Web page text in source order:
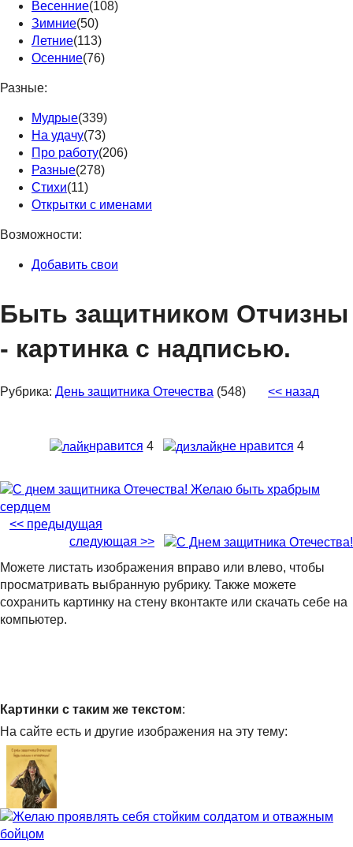
Весенние(108)
Зимние(50)
Летние(113)
Осенние(76)
Разные:
Мудрые(339)
На удачу(73)
Про работу(206)
Разные(278)
Стихи(11)
Открытки с именами
Возможности:
Добавить свои
Быть защитником Отчизны
- картинка с надписью.
Рубрика: День защитника Отечества (548) << назад
нравится 4 не нравится 4
<< предыдущая
следующая >>
Можете листать изображения вправо или влево, чтобы
просматривать выбранную рубрику. Также можете
сохранить картинку на стену вконтакте или скачать себе на
компьютер.
Картинки с таким же текстом:
На сайте есть и другие изображения на эту тему: